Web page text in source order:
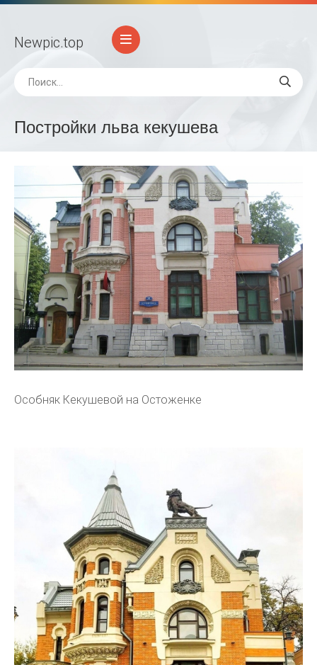
Newpic.top
Постройки льва кекушева
Особняк Кекушевой на Остоженке